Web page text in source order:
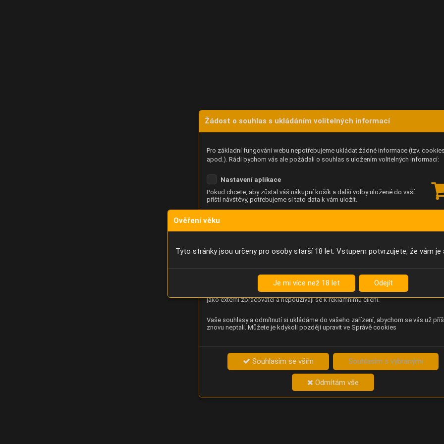
Žádost o souhlas s ukládáním volitelných informací
Pro základní fungování webu nepotřebujeme ukládat žádné informace (tzv.
apod.). Rádi bychom vás ale požádali o souhlas s uložením volitelných informací:
Nastavení aplikace
Pokud chcete, aby zůstal váš nákupní košík a další volby uložené do vaší
příští návštěvy, potřebujeme si tato data k vám uložit.
Analýza chování návštěvníků na webu (pohyb kurzoru, kliknutí, procházení
stránek a heatmapy), která provozovateli e-shopu Betelné škopek pomáhá
zlepšovat obsah a použitelnost. Data zpracovává služba Contentsquare
jako externí zpracovatel a nepoužívají se k reklamnímu cílení.
Vaše souhlasy a odmítnutí si ukládáme do vašeho zařízení, abychom se vás už
znovu neptali. Můžete je kdykoli později upravit ve Správě cookies
Souhlasím se vším Souhlasím s vybranými
Odmítám vše
Ověření věku
Tyto stránky jsou určeny pro osoby starší 18 let. Vstupem potvrzujete, že vám je
Je mi více než 18 let Odejít